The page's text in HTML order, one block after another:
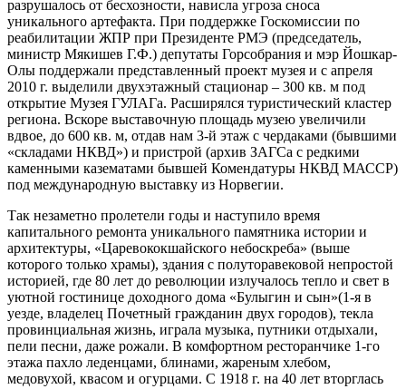
разрушалось от бесхозности, нависла угроза сноса
уникального артефакта. При поддержке Госкомиссии по
реабилитации ЖПР при Президенте РМЭ (председатель,
министр Мякишев Г.Ф.) депутаты Горсобрания и мэр Йошкар-
Олы поддержали представленный проект музея и с апреля
2010 г. выделили двухэтажный стационар – 300 кв. м под
открытие Музея ГУЛАГа. Расширялся туристический кластер
региона. Вскоре выставочную площадь музею увеличили
вдвое, до 600 кв. м, отдав нам 3-й этаж с чердаками (бывшими
«складами НКВД») и пристрой (архив ЗАГСа с редкими
каменными казематами бывшей Комендатуры НКВД МАССР)
под международную выставку из Норвегии.
Так незаметно пролетели годы и наступило время
капитального ремонта уникального памятника истории и
архитектуры, «Царевококшайского небоскреба» (выше
которого только храмы), здания с полуторавековой непростой
историей, где 80 лет до революции излучалось тепло и свет в
уютной гостинице доходного дома «Булыгин и сын»(1-я в
уезде, владелец Почетный гражданин двух городов), текла
провинциальная жизнь, играла музыка, путники отдыхали,
пели песни, даже рожали. В комфортном ресторанчике 1-го
этажа пахло леденцами, блинами, жареным хлебом,
медовухой, квасом и огурцами. С 1918 г. на 40 лет вторглась